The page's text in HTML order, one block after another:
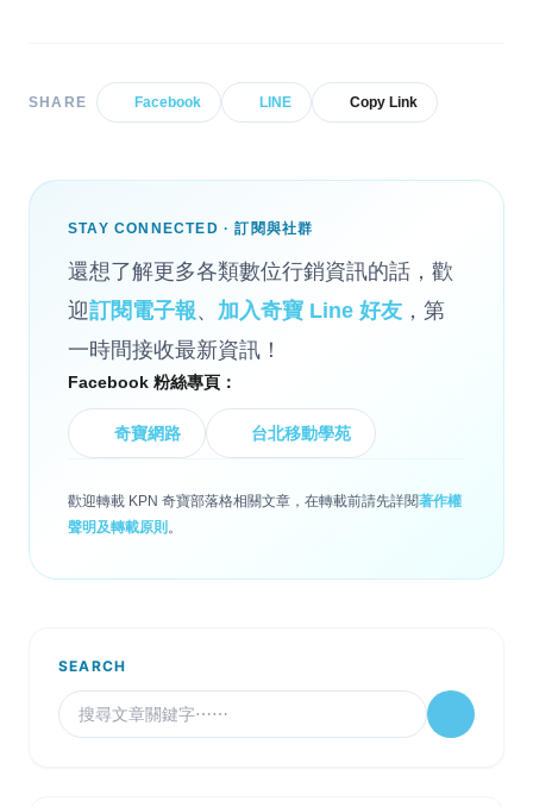
SHARE Facebook LINE Copy Link
STAY CONNECTED · 訂閱與社群
還想了解更多各類數位行銷資訊的話，歡
迎訂閱電子報、 加入奇寶 Line 好友 ，第
一時間接收最新資訊！
Facebook 粉絲專頁：
奇寶網路 台北移動學苑
歡迎轉載 KPN 奇寶部落格相關文章，在轉載前請先詳閱著作權
聲明及轉載原則 。
SEARCH